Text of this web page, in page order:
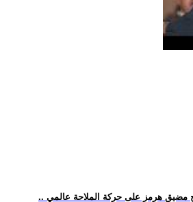
مضيق هرمز على حركة الملاحة عالمي